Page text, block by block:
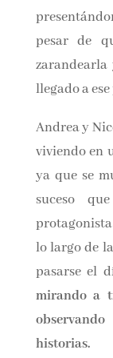
Ella lo sabe
pesar de
zarandearla
Andrea y
meses
Barcelona
debido a un
nuestra
enterando
llevado a
alcohol y
ventana de